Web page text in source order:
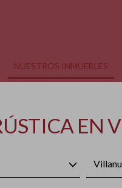
NUESTROS INMUEBLES
EN